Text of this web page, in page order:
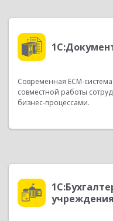
Современная ECM-
совместной работы
бизнес-процессами.